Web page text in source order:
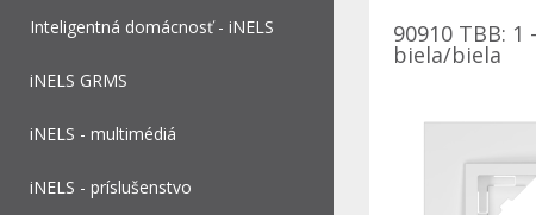
Inteligentná domácnosť - iNELS
iNELS GRMS
iNELS - multimédiá
iNELS - príslušenstvo
90910 TBB: 1
biela/biela